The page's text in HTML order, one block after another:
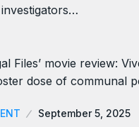
September 5, 2025